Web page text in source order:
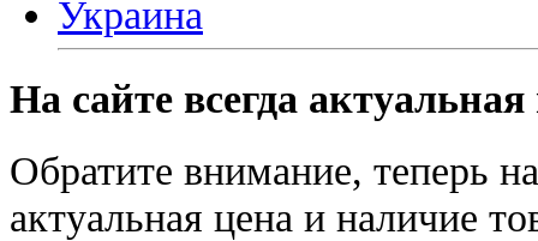
Украина
На сайте всегда
Обратите внимание, теперь
актуальная цена и наличие